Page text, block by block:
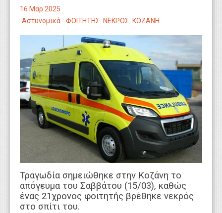
16 Μαρ 2025
Αστυνομικά
ΦΟΙΤΗΤΗΣ ΝΕΚΡΟΣ ΚΟΖΑΝΗ
Τραγωδία σημειώθηκε στην Κοζάνη το
απόγευμα του Σαββάτου (15/03), καθώς
ένας 21χρονος φοιτητής βρέθηκε νεκρός
στο σπίτι του.
Βιβλιοθήκη Απόψεων
Κυτίο Παραπόνων Πολιτών
WEBTV